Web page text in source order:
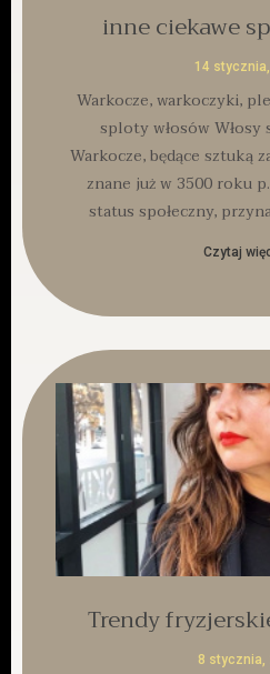
inne ciekawe
14
Warkocze, warkoczyki,
sploty włosów
Warkocze, będące sztuką
znane już w 3500 roku
status społeczny,
Czytaj
Trendy
8 stycznia,